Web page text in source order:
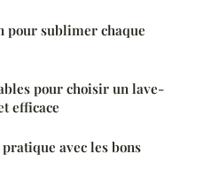
pour sublimer chaque
pour choisir un lave-
efficace
avec les bons